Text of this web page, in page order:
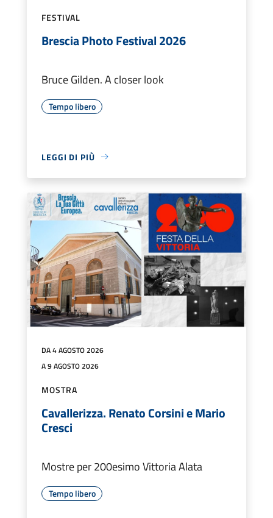
FESTIVAL
Brescia Photo Festival 2026
Bruce Gilden. A closer look
Tempo libero
LEGGI DI PIÙ
DA 4 AGOSTO 2026
A 9 AGOSTO 2026
MOSTRA
Cavallerizza. Renato Corsini e Mario
Cresci
Mostre per 200esimo Vittoria Alata
Tempo libero